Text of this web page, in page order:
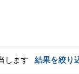
します 結果を絞り